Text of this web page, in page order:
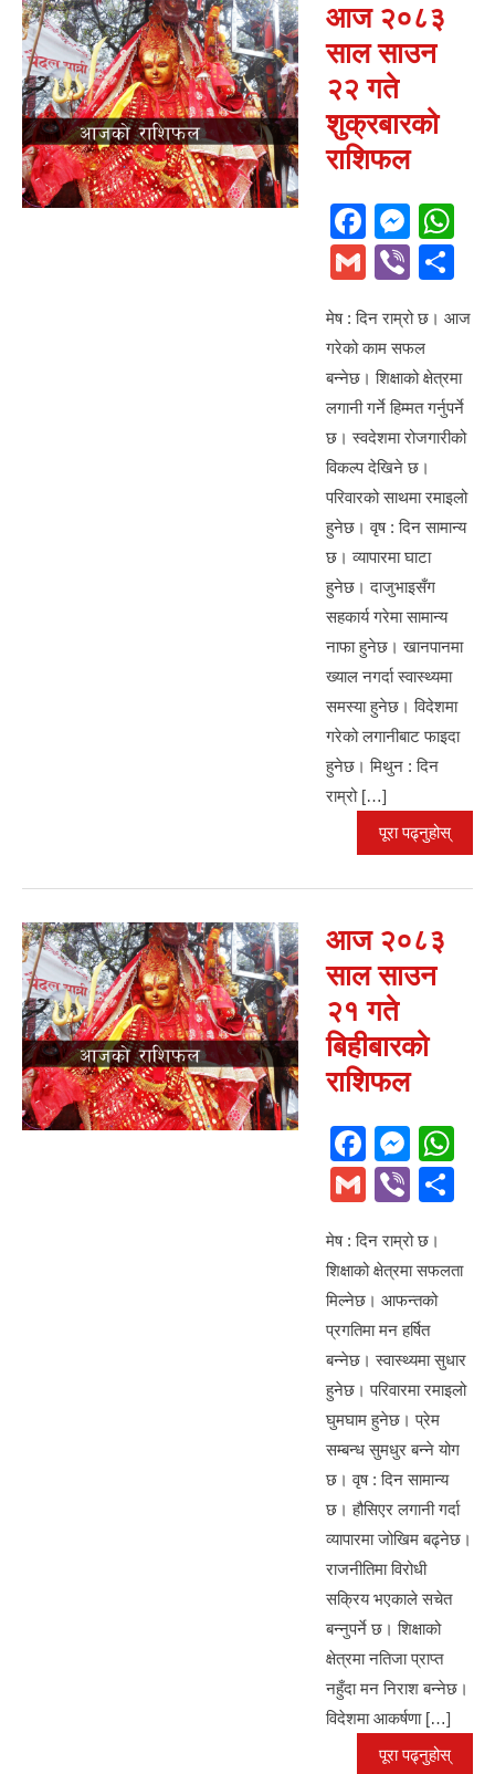
आज २०८३
साल साउन
२२ गते
शुक्रबारको
राशिफल
F
a
c
e
b
o
o
k
M
e
ss
e
n
g
er
s
A
p
p
G
ail
Vi
er ar
e
मेष : दिन राम्रो छ। आज
गरेको काम सफल
बन्नेछ। शिक्षाको क्षेत्रमा
लगानी गर्ने हिम्मत गर्नुपर्ने
छ। स्वदेशमा रोजगारीको
विकल्प देखिने छ।
परिवारको साथमा रमाइलो
हुनेछ। वृष : दिन सामान्य
छ। व्यापारमा घाटा
हुनेछ। दाजुभाइसँग
सहकार्य गरेमा सामान्य
नाफा हुनेछ। खानपानमा
ख्याल नगर्दा स्वास्थ्यमा
समस्या हुनेछ। विदेशमा
गरेको लगानीबाट फाइदा
हुनेछ। मिथुन : दिन
राम्रो […]
पूरा पढ्नुहोस्
आज २०८३
साल साउन
२१ गते
बिहीबारको
राशिफल
F
a
c
e
b
o
o
k
M
e
ss
e
n
g
er
A
p
G
ail
Vi
er ar
मेष : दिन राम्रो छ।
शिक्षाको क्षेत्रमा सफलता
मिल्नेछ। आफन्तको
प्रगतिमा मन हर्षित
बन्नेछ। स्वास्थ्यमा सुधार
हुनेछ। परिवारमा रमाइलो
घुमघाम हुनेछ। प्रेम
सम्बन्ध सुमधुर बन्ने योग
छ। वृष : दिन सामान्य
छ। हौसिएर लगानी गर्दा
व्यापारमा जोखिम बढ्नेछ।
राजनीतिमा विरोधी
सक्रिय भएकाले सचेत
बन्नुपर्ने छ। शिक्षाको
क्षेत्रमा नतिजा प्राप्त
नहुँदा मन निराश बन्नेछ।
विदेशमा आकर्षणा […]
पूरा पढ्नुहोस्